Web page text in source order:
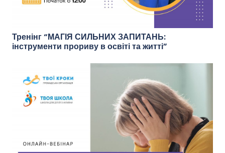
Тренінг “МАГІЯ СИЛЬНИХ ЗАПИТАНЬ:
інструменти прориву в освіті та житті”